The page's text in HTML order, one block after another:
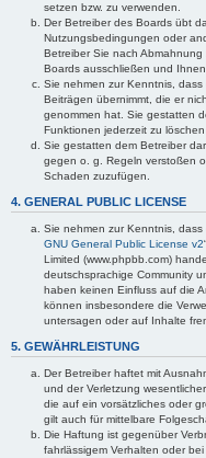
setzen bzw. zu verwenden.
Der Betreiber des Boards übt
Nutzungsbedingungen oder
Betreiber Sie nach
Boards ausschließen und
Sie nehmen zur Kenntnis,
Beiträgen übernimmt, die er
genommen hat. Sie gestatten
Funktionen jederzeit zu löschen
Sie gestatten dem Betreiber
gegen o. g. Regeln verstoßen
Schaden zuzufügen.
4. GENERAL PUBLIC LICENSE
Sie nehmen zur Kenntnis, dass
GNU General Public License v2
Limited (www.phpbb.com)
deutschsprachige Community
haben keinen Einfluss auf die
können insbesondere die
untersagen oder auf Inhalte
5. GEWÄHRLEISTUNG
Der Betreiber haftet mit
und der Verletzung
die auf ein vorsätzliches oder
gilt auch für mittelbare
Die Haftung ist gegenüber
fahrlässigem Verhalten oder